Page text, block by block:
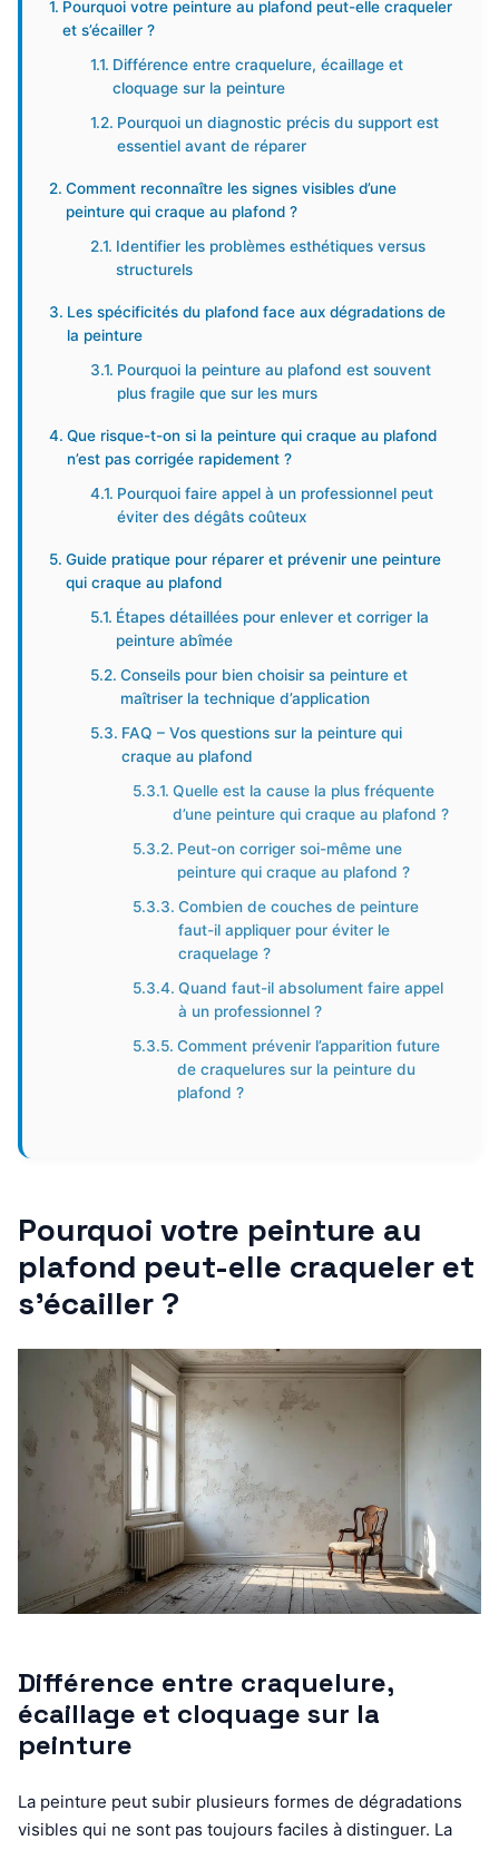
Pourquoi votre peinture au plafond peut-elle craqueler
et s’écailler ?
Différence entre craquelure, écaillage et
cloquage sur la peinture
Pourquoi un diagnostic précis du support est
essentiel avant de réparer
Comment reconnaître les signes visibles d’une
peinture qui craque au plafond ?
Identifier les problèmes esthétiques versus
structurels
Les spécificités du plafond face aux dégradations de
la peinture
Pourquoi la peinture au plafond est souvent
plus fragile que sur les murs
Que risque-t-on si la peinture qui craque au plafond
n’est pas corrigée rapidement ?
Pourquoi faire appel à un professionnel peut
éviter des dégâts coûteux
Guide pratique pour réparer et prévenir une peinture
qui craque au plafond
Étapes détaillées pour enlever et corriger la
peinture abîmée
Conseils pour bien choisir sa peinture et
maîtriser la technique d’application
FAQ – Vos questions sur la peinture qui
craque au plafond
Quelle est la cause la plus fréquente
d’une peinture qui craque au plafond ?
Peut-on corriger soi-même une
peinture qui craque au plafond ?
Combien de couches de peinture
faut-il appliquer pour éviter le
craquelage ?
Quand faut-il absolument faire appel
à un professionnel ?
Comment prévenir l’apparition future
de craquelures sur la peinture du
plafond ?
Pourquoi votre peinture au
plafond peut-elle craqueler et
s’écailler ?
Différence entre craquelure,
écaillage et cloquage sur la
peinture
La peinture peut subir plusieurs formes de dégradations
visibles qui ne sont pas toujours faciles à distinguer. La